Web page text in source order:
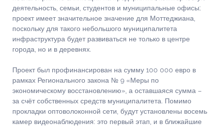
деятельность, семьи, студентов и муниципальные офисы;
проект имеет значительное значение для Моттеджиана,
поскольку для такого небольшого муниципалитета
инфраструктура будет развиваться не только в центре
города, но и в деревнях.
Проект был профинансирован на сумму 100 000 евро в
рамках Регионального закона № 9 «Меры по
экономическому восстановлению», а оставшаяся сумма –
за счёт собственных средств муниципалитета. Помимо
прокладки оптоволоконной сети, будут установлены восемь
камер видеонаблюдения: это первый этап, и в ближайшие